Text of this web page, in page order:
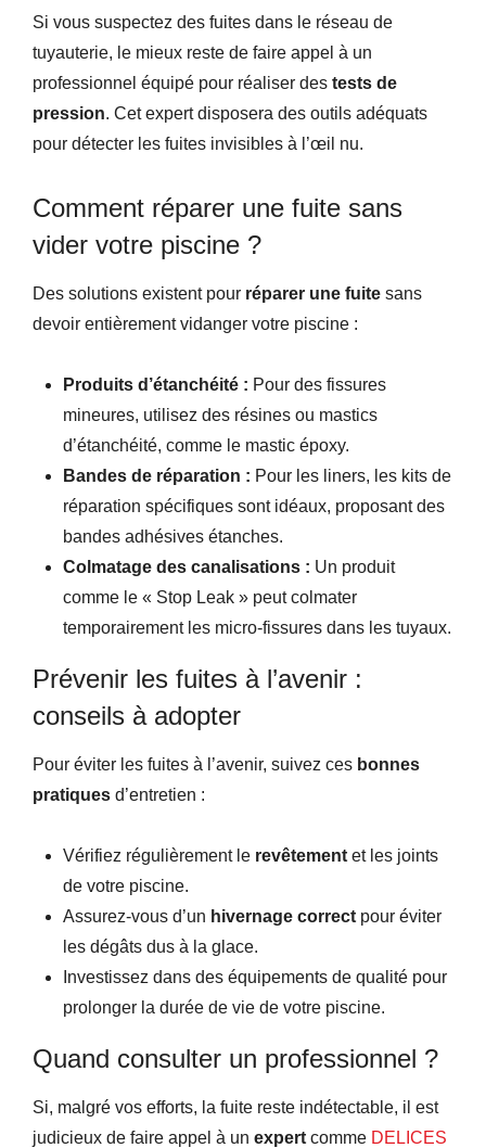
Si vous suspectez des fuites dans le réseau de
tuyauterie, le mieux reste de faire appel à un
professionnel équipé pour réaliser des tests de
pression. Cet expert disposera des outils adéquats
pour détecter les fuites invisibles à l’œil nu.
Comment réparer une fuite sans
vider votre piscine ?
Des solutions existent pour réparer une fuite sans
devoir entièrement vidanger votre piscine :
Produits d’étanchéité : Pour des fissures
mineures, utilisez des résines ou mastics
d’étanchéité, comme le mastic époxy.
Bandes de réparation : Pour les liners, les kits de
réparation spécifiques sont idéaux, proposant des
bandes adhésives étanches.
Colmatage des canalisations : Un produit
comme le « Stop Leak » peut colmater
temporairement les micro-fissures dans les tuyaux.
Prévenir les fuites à l’avenir :
conseils à adopter
Pour éviter les fuites à l’avenir, suivez ces bonnes
pratiques d’entretien :
Vérifiez régulièrement le revêtement et les joints
de votre piscine.
Assurez-vous d’un hivernage correct pour éviter
les dégâts dus à la glace.
Investissez dans des équipements de qualité pour
prolonger la durée de vie de votre piscine.
Quand consulter un professionnel ?
Si, malgré vos efforts, la fuite reste indétectable, il est
judicieux de faire appel à un expert comme DELICES